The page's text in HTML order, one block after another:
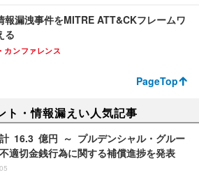
報漏洩事件をMITRE ATT&CKフレームワ
る
カンファレンス
PageTop
ト・情報漏えい人気記事
16.3 億円 ～ プルデンシャル・グルー
適切金銭行為に関する補償進捗を発表